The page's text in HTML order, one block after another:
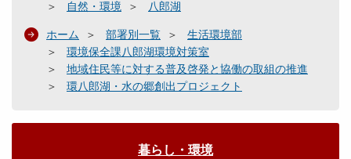
自然・環境
八郎湖
ホーム 部署別一覧
生活環境部
環境保全課八郎湖環境対策室
地域住民等に対する普及啓発と協働の取組の推進
環八郎湖・水の郷創出プロジェクト
暮らし・環境